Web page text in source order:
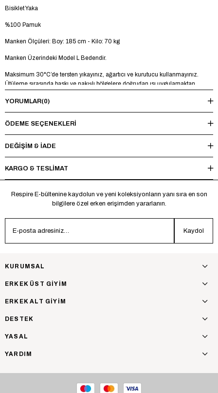
Bisiklet Yaka
%100 Pamuk
Manken Ölçüleri: Boy: 185 cm - Kilo: 70 kg
Manken Üzerindeki Model L Bedendir.
Maksimum 30°C’de tersten yıkayınız, ağartıcı ve kurutucu kullanmayınız.
Ütüleme sırasında baskı ve nakışlı bölgelere doğrudan ısı uygulamaktan
YORUMLAR(0)
ÖDEME SEÇENEKLERI
DEĞİŞİM & İADE
KARGO & TESLİMAT
Respire E-bültenine kaydolun ve yeni koleksiyonların yanı sıra en son
bilgilere özel erken erişimden yararlanın.
Kaydol
KURUMSAL
ERKEK ÜST GİYİM
ERKEK ALT GİYİM
DESTEK
YASAL
YARDIM